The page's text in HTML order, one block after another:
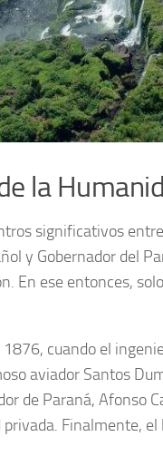
la
significativos
y Gobernador del
En ese entonces,
cuando el
aviador Santos
de Paraná, Afonso
Finalmente,